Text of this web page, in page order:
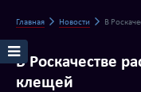
Главная Новости В
В Роскачестве
клещей